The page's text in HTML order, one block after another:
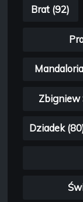
Brat (92)
Zbigniew
Dziadek